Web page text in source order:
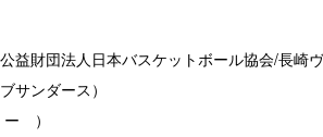
財団法人日本バスケットボール協会/長崎ヴ
サンダース）
）